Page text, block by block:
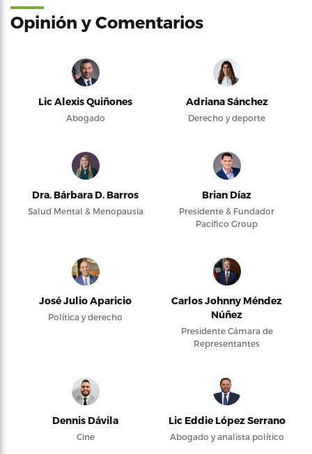
Opinión y Comentarios
Lic Alexis Quiñones
Abogado
Adriana Sánchez
Derecho y deporte
Dra. Bárbara D. Barros
Salud Mental & Menopausia
Brian Díaz
Presidente & Fundador
Pacifico Group
José Julio Aparicio
Política y derecho
Carlos Johnny Méndez
Núñez
Presidente Cámara de
Representantes
Dennis Dávila
Cine
Lic Eddie López Serrano
Abogado y analista político